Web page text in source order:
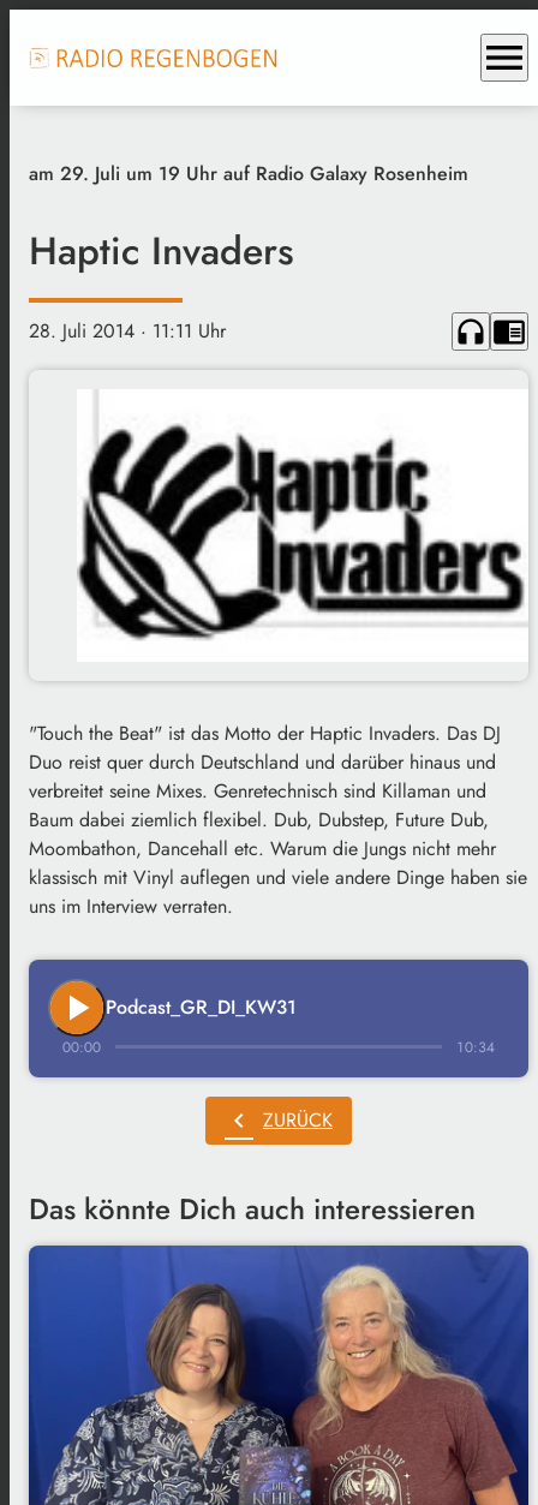
menu
am 29. Juli um 19 Uhr auf Radio Galaxy Rosenheim
Haptic Invaders
28. Juli 2014 · 11:11 Uhr headphones chrome_reader_mode
"Touch the Beat" ist das Motto der Haptic Invaders. Das DJ
Duo reist quer durch Deutschland und darüber hinaus und
verbreitet seine Mixes. Genretechnisch sind Killaman und
Baum dabei ziemlich flexibel. Dub, Dubstep, Future Dub,
Moombathon, Dancehall etc. Warum die Jungs nicht mehr
klassisch mit Vinyl auflegen und viele andere Dinge haben sie
uns im Interview verraten.
play_arrow Podcast_GR_DI_KW31
00:00 10:34
chevron_left ZURÜCK
Das könnte Dich auch interessieren